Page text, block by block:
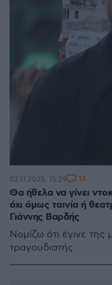
Θα ήθελα να γίνει
όχι όμως ταινία ή
Γιάννης Βαρδής
Νομίζω ότι έγινε
τραγουδιστής
02.11.2025, 15:29 13